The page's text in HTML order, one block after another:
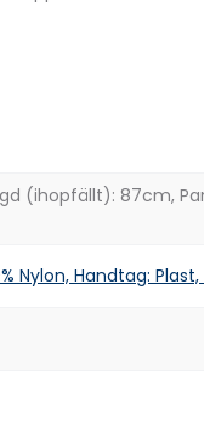
(ihopfällt): 87cm,
Nylon, Handtag: